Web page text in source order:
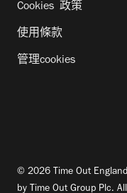
Cookies 政策
使用條款
管理cookies
© 2026 Time Out
by Time Out Group Plc.